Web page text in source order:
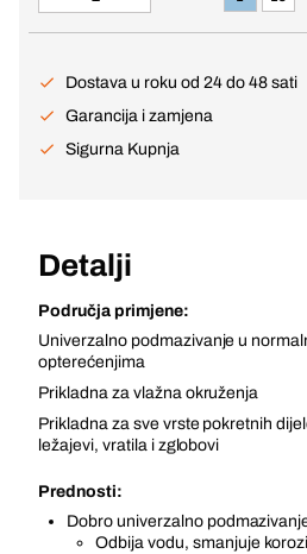
Dostava u roku od 24 do 48 sati
Garancija i zamjena
Sigurna Kupnja
Detalji
Područja primjene:
Univerzalno podmazivanje u
opterećenjima
Prikladna za vlažna okruženja
Prikladna za sve vrste pokretnih
ležajevi, vratila i zglobovi
Prednosti:
Dobro univerzalno
Odbija vodu, smanjuje